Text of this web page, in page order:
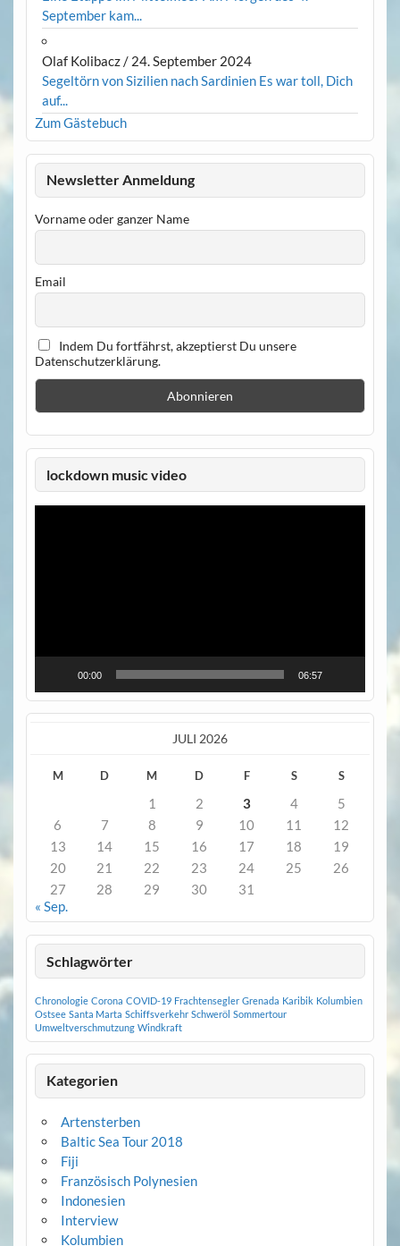
September kam...
Olaf Kolibacz/ 24. September 2024
Segeltörn von Sizilien nach Sardinien Es war toll, Dich
auf...
Zum Gästebuch
Newsletter Anmeldung
Vorname oder ganzer Name
Email
Indem Du fortfährst, akzeptierst Du unsere
Datenschutzerklärung.
lockdown music video
00:00 06:57
JULI 2026
M D M D F S S
1 2 3 4
5
6
7 8 9 10 11
12
13
14 15 16 17 18
19
20
21 22 23 24 25
26
27
28 29 30
31
« Sep.
Schlagwörter
Chronologie Corona COVID-19 Frachtensegler Grenada Karibik Kolumbien
Ostsee Santa Marta Schiffsverkehr Schweröl Sommertour
Umweltverschmutzung Windkraft
Kategorien
Artensterben
Baltic Sea Tour 2018
Fiji
Französisch Polynesien
Indonesien
Interview
Kolumbien